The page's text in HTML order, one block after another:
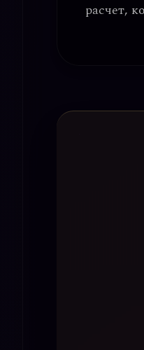
расчет,